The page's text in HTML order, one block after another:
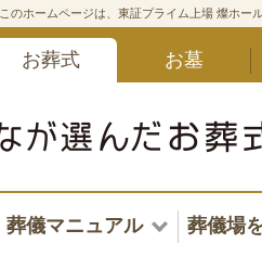
このホームページは、東証プライム上場 燦ホー
お葬式 お墓
葬儀マニュアル 葬儀場